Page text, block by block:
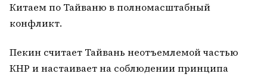
Китаем по Тайваню в полномасштабный
конфликт.
Пекин считает Тайвань неотъемлемой частью
КНР и настаивает на соблюдении принципа